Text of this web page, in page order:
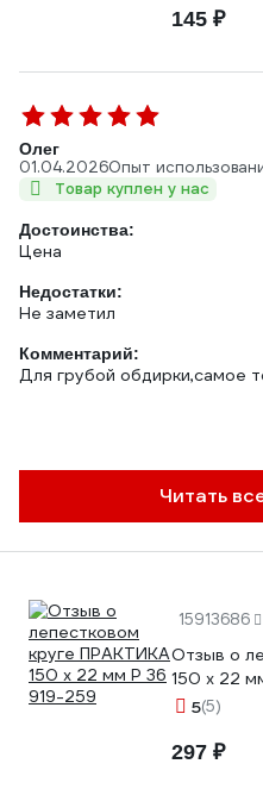
145 ₽
Олег
01.04.2026Опыт
Товар куплен у нас
Достоинства:
Цена
Недостатки:
Не заметил
Комментарий:
Для грубой обдирки,самое
Читать
15913686
Отзыв о
150 х 22
5(5)
297 ₽